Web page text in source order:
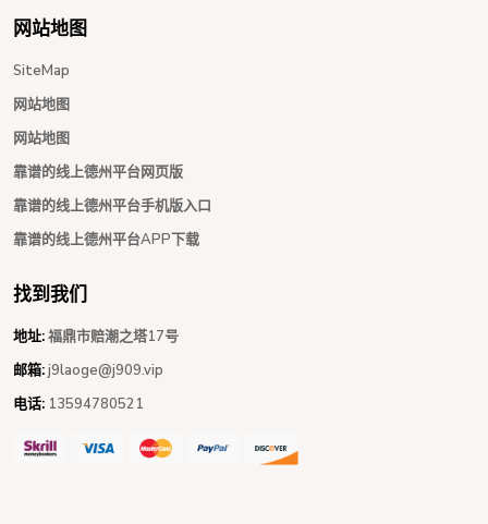
网站地图
SiteMap
网站地图
网站地图
靠谱的线上德州平台网页版
靠谱的线上德州平台手机版入口
靠谱的线上德州平台APP下载
找到我们
地址:福鼎市赔潮之塔17号
邮箱:j9laoge@j909.vip
电话: 13594780521